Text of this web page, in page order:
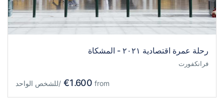
رحلة عمرة اقتصادية ٢٠٢١ - المشكاة
فرانكفورت
from
€1.600 /للشخص الواحد